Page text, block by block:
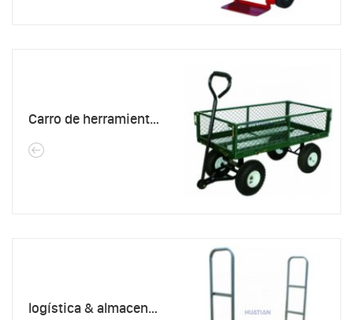
Carro de herramientas
logística & almacenamiento